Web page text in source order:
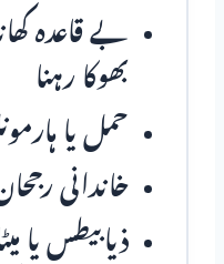
بے قاعدہ
بھوکا رہنا
حمل یا
خاندانی
ذیابیطس یا